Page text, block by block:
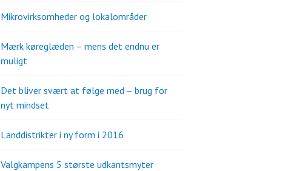
Mikrovirksomheder og lokalområder
Mærk køreglæden – mens det endnu er
muligt
Det bliver svært at følge med – brug for
nyt mindset
Landdistrikter i ny form i 2016
Valgkampens 5 største udkantsmyter